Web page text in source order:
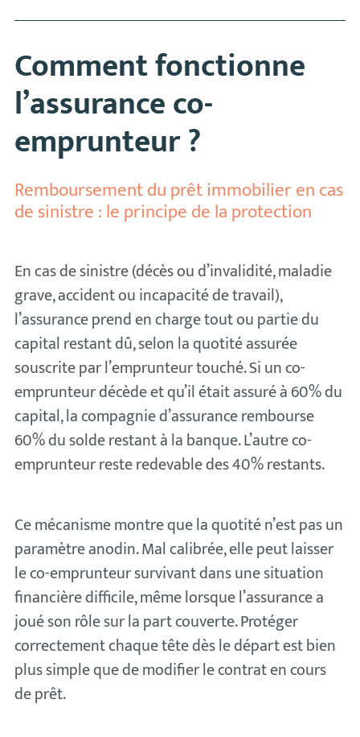
Comment fonctionne
l’assurance co-
emprunteur ?
Remboursement du prêt immobilier en cas
de sinistre : le principe de la protection
En cas de sinistre (décès ou d’invalidité, maladie
grave, accident ou incapacité de travail),
l’assurance prend en charge tout ou partie du
capital restant dû, selon la quotité assurée
souscrite par l’emprunteur touché. Si un co-
emprunteur décède et qu’il était assuré à 60% du
capital, la compagnie d’assurance rembourse
60% du solde restant à la banque. L’autre co-
emprunteur reste redevable des 40% restants.
Ce mécanisme montre que la quotité n’est pas un
paramètre anodin. Mal calibrée, elle peut laisser
le co-emprunteur survivant dans une situation
financière difficile, même lorsque l’assurance a
joué son rôle sur la part couverte. Protéger
correctement chaque tête dès le départ est bien
plus simple que de modifier le contrat en cours
de prêt.